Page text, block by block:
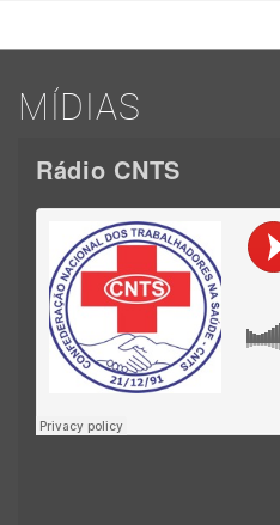
MÍDIAS
Rádio CNTS